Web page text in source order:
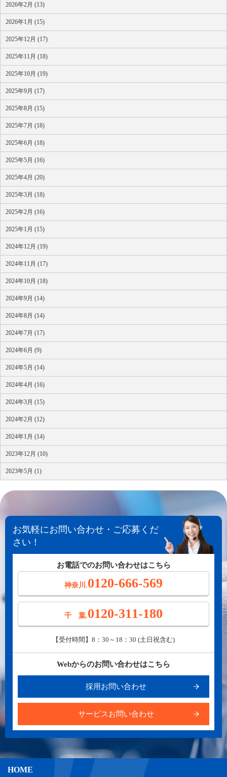
2026年2月 (13)
2026年1月 (15)
2025年12月 (17)
2025年11月 (18)
2025年10月 (19)
2025年9月 (17)
2025年8月 (15)
2025年7月 (18)
2025年6月 (18)
2025年5月 (16)
2025年4月 (20)
2025年3月 (18)
2025年2月 (16)
2025年1月 (15)
2024年12月 (19)
2024年11月 (17)
2024年10月 (18)
2024年9月 (14)
2024年8月 (14)
2024年7月 (17)
2024年6月 (9)
2024年5月 (14)
2024年4月 (16)
2024年3月 (15)
2024年2月 (12)
2024年1月 (14)
2023年12月 (10)
2023年5月 (1)
お気軽にお問い合わせ・ご応募くだ
さい！
お電話でのお問い合わせはこちら
神奈川.0120-666-569
千 葉.0120-311-180
【受付時間】8：30～18：30 (土日祝含む)
Webからのお問い合わせはこちら
採用お問い合わせ
サービスお問い合わせ
HOME